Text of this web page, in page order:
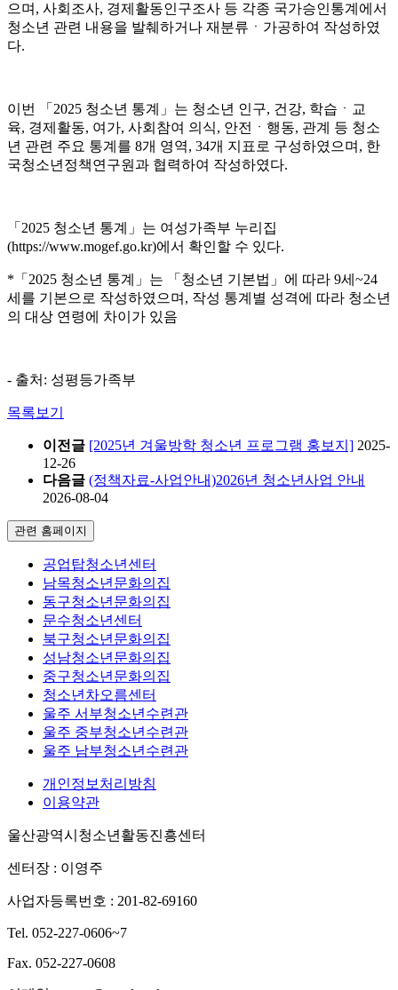
으며, 사회조사, 경제활동인구조사 등 각종 국가승인통계에서
청소년 관련 내용을 발췌하거나 재분류ㆍ가공하여 작성하였
다.
이번 「2025 청소년 통계」는 청소년 인구, 건강, 학습ㆍ교
육, 경제활동, 여가, 사회참여 의식, 안전ㆍ행동, 관계 등 청소
년 관련 주요 통계를 8개 영역, 34개 지표로 구성하였으며, 한
국청소년정책연구원과 협력하여 작성하였다.
「2025 청소년 통계」는 여성가족부 누리집
(https://www.mogef.go.kr)에서 확인할 수 있다.
*「2025 청소년 통계」는 「청소년 기본법」에 따라 9세~24
세를 기본으로 작성하였으며, 작성 통계별 성격에 따라 청소년
의 대상 연령에 차이가 있음
- 출처: 성평등가족부
목록보기
이전글 [2025년 겨울방학 청소년 프로그램 홍보지] 2025-
12-26
다음글 (정책자료-사업안내)2026년 청소년사업 안내
2026-08-04
관련 홈페이지
공업탑청소년센터
남목청소년문화의집
동구청소년문화의집
문수청소년센터
북구청소년문화의집
성남청소년문화의집
중구청소년문화의집
청소년차오름센터
울주 서부청소년수련관
울주 중부청소년수련관
울주 남부청소년수련관
개인정보처리방침
이용약관
울산광역시청소년활동진흥센터
센터장 : 이영주
사업자등록번호 : 201-82-69160
Tel. 052-227-0606~7
Fax. 052-227-0608